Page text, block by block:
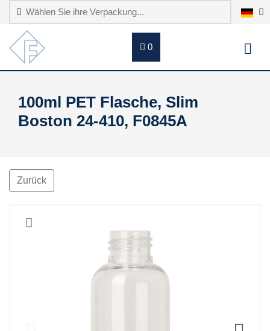
0
100ml PET Flasche, Slim
Boston 24-410, F0845A
Zurück